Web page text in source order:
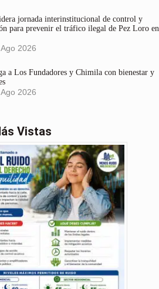
jornada interinstitucional de control y
para prevenir el tráfico ilegal de Pez Loro en
2026
a Los Fundadores y Chimila con bienestar y
2026
Vistas